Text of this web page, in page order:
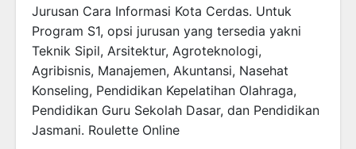
Jurusan Cara Informasi Kota Cerdas. Untuk
Program S1, opsi jurusan yang tersedia yakni
Teknik Sipil, Arsitektur, Agroteknologi,
Agribisnis, Manajemen, Akuntansi, Nasehat
Konseling, Pendidikan Kepelatihan Olahraga,
Pendidikan Guru Sekolah Dasar, dan Pendidikan
Jasmani. Roulette Online